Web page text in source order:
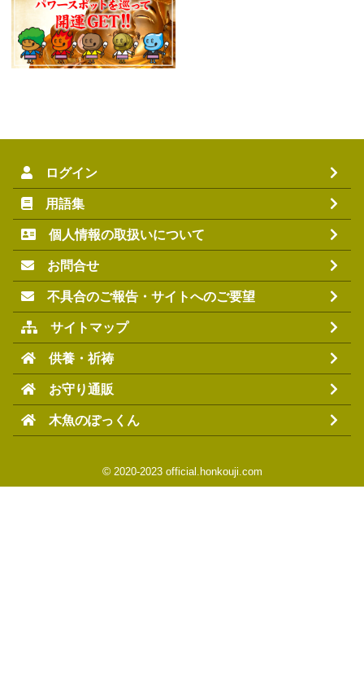
2025.9.23 秋のお彼岸法要を開催しました。
2025.3.14 市川市北消防署の指導のもと自衛消防訓練（消化
訓練・通報訓練・避難訓練）を実施しました。
女性の恋愛成就を叶えるメディア「アムデレ」にて本光寺が
掲載されました。
【千葉】本光寺のおすすめデートプラン｜縁結び・縁切りパ
ワースポットで2人の絆を深める！
終活を紹介するメディア「みんなが選んだ終活」にて本光寺
が掲載されました。
終活に関するサービスを提供するサイトを紹介！
デートスポットを紹介するメディア「まちあい」でおすすめ
のデートスポットにて本光寺が掲載されました。
ログイン
用語集
個人情報の取扱いについて
お問合せ
不具合のご報告・サイトへのご要望
サイトマップ
供養・祈祷
お守り通販
木魚のぽっくん
©2020-2023 official.honkouji.com